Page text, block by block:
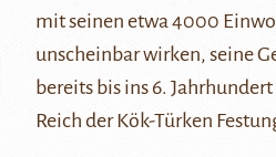
mit seinen etwa 4000
unscheinbar wirken, seine
bereits bis ins 6.
Reich derKök-Türken